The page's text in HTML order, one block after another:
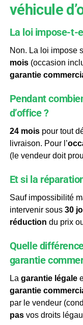
véhicule
La loi impose-t-
Non. La loi impose
mois(occasion
garantie
Pendant
d’office ?
24 moispour tout
livraison. Pour l’
(le vendeur doit
Et si la
Sauf impossibilité
intervenir sous 30
réduction du prix
Quelle
garantie
La garantie légale
garantie
par le vendeur
pasvos droits